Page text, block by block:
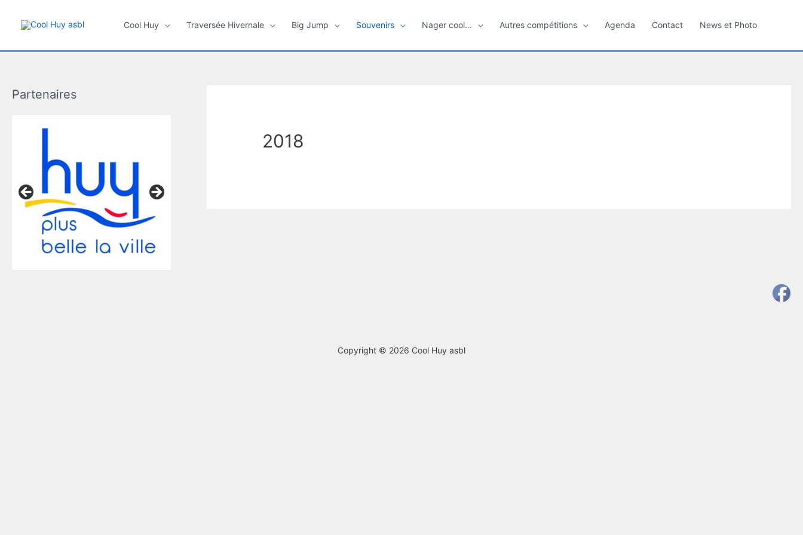
contenu
Cool Huy Traversée Hivernale Big Jump Souvenirs Nager cool… Autres compétitions Agenda Contact News et Photo
Partenaires
2018
Copyright © 2026 Cool Huy asbl